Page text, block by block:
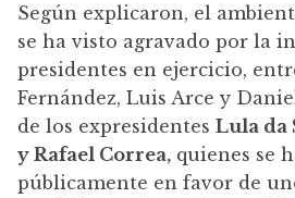
Según explicaron, el
se ha visto agravado por la
presidentes en ejercicio,
Fernández, Luis Arce y
de los expresidentes Lula da
y Rafael Correa, quienes se
públicamente en favor de